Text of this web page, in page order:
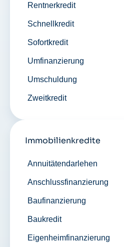
Rentnerkredit
Schnellkredit
Sofortkredit
Umfinanzierung
Umschuldung
Zweitkredit
Immobilienkredite
Annuitätendarlehen
Anschlussfinanzierung
Baufinanzierung
Baukredit
Eigenheimfinanzierung